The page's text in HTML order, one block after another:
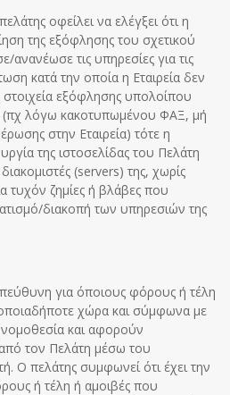
οφείλει να ελέγξει ότι η
της εξόφλησης του σχετικού
ανανέωσε τις υπηρεσίες για τις
κατά την οποία η Εταιρεία δεν
στοιχεία εξόφλησης υπολοίπου
λόγω κακοτυπωμένου ΦΑΞ, μή
στην Εταιρεία) τότε η
της ιστοσελίδας του Πελάτη
(servers) της, χωρίς
τυχόν ζημίες ή βλάβες που
διακοπή των υπηρεσιών της
για όποιους φόρους ή τέλη
χώρα και σύμφωνα με
και αφορούν
τον Πελάτη μέσω του
Ο πελάτης συμφωνεί ότι έχει την
ή τέλη ή αμοιβές που